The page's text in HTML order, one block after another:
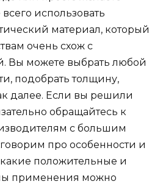
использовать
материал, который
очень схож с
Вы можете выбрать любой
подобрать толщину,
далее. Если вы решили
обращайтесь к
с большим
про особенности и
положительные и
применения можно